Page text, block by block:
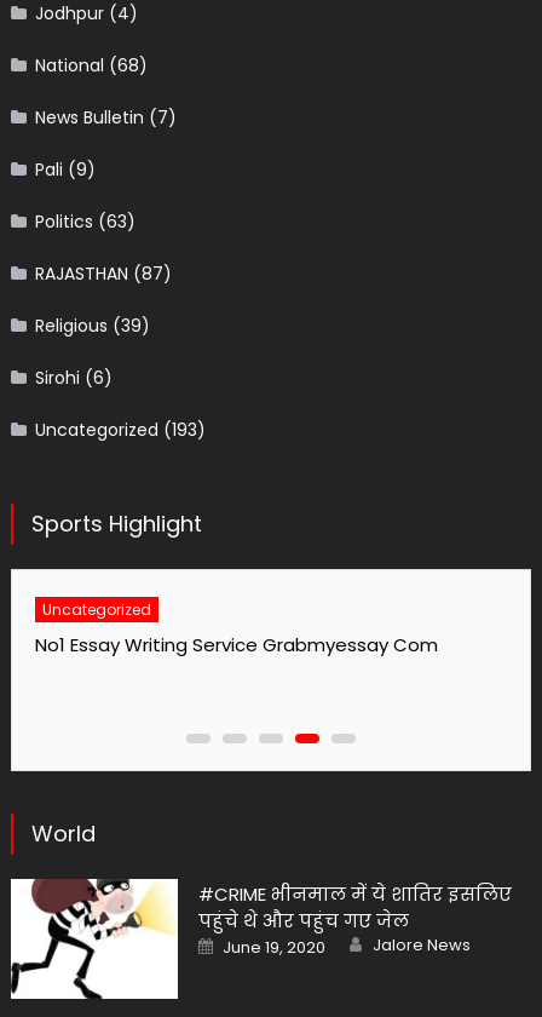
Jodhpur(4)
National (68)
News Bulletin (7)
Pali (9)
Politics (63)
RAJASTHAN (87)
Religious (39)
Sirohi (6)
Uncategorized (193)
Sports Highlight
Uncategorized
No1 Essay Writing Service Grabmyessay Com
World
#CRIME भीनमाल में ये शातिर इसलिए
पहुंचे थे और पहुंच गए जेल
Posted
on
June 19, 2020 Author
Jalore News